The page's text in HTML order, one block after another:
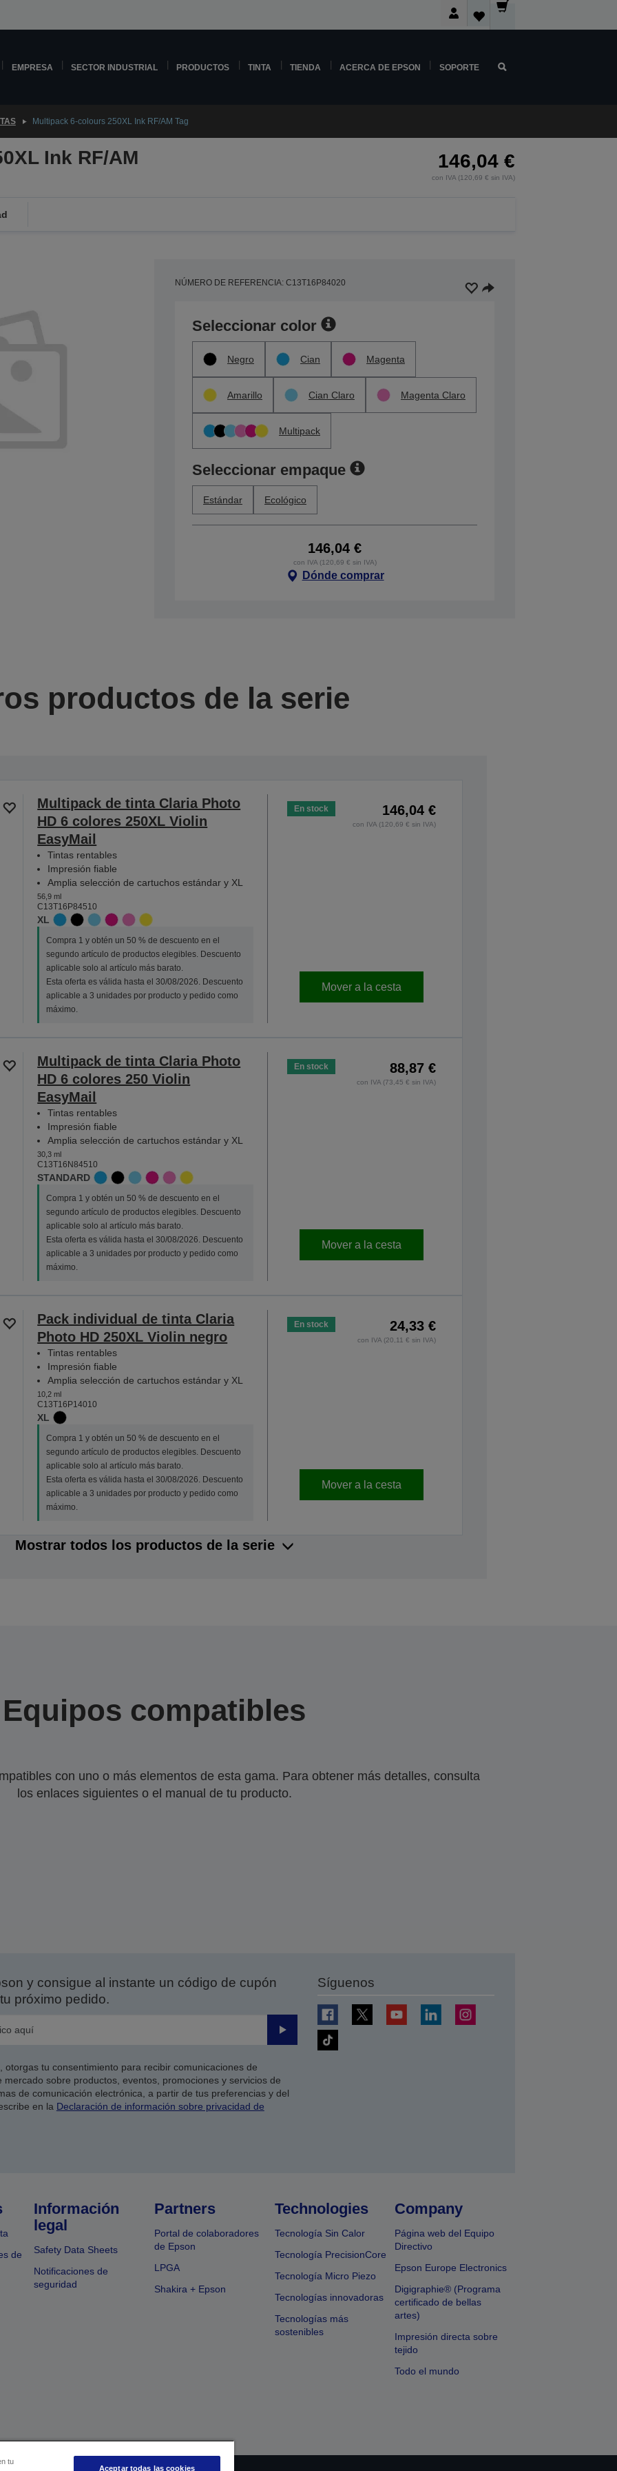
EMPRESA SECTOR INDUSTRIAL PRODUCTOS TINTA TIENDA ACERCA DE EPSON SOPORTE
Multipack 6-colours 250XL Ink RF/AM Tag
Ink RF/AM 146,04 €
con IVA (120,69 € sin IVA)
NÚMERO DE REFERENCIA: C13T16P84020
Seleccionar color
Negro Cian Magenta
Amarillo Cian Claro Magenta Claro
Multipack
Seleccionar empaque
Estándar Ecológico
146,04 €
con IVA (120,69 € sin IVA)
Dónde comprar
productos de la serie
Multipack de tinta Claria Photo
HD 6 colores 250XL Violin
EasyMail
Tintas rentables
Impresión fiable
Amplia selección de cartuchos estándar y XL
56,9 ml
C13T16P84510
XL
Compra 1 y obtén un 50 % de descuento en el
segundo artículo de productos elegibles. Descuento
aplicable solo al artículo más barato.
Esta oferta es válida hasta el 30/08/2026. Descuento
aplicable a 3 unidades por producto y pedido como
máximo.
En stock 146,04 €
con IVA (120,69 € sin IVA)
Mover a la cesta
Multipack de tinta Claria Photo
HD 6 colores 250 Violin
EasyMail
Tintas rentables
Impresión fiable
Amplia selección de cartuchos estándar y XL
30,3 ml
C13T16N84510
STANDARD
Compra 1 y obtén un 50 % de descuento en el
segundo artículo de productos elegibles. Descuento
aplicable solo al artículo más barato.
Esta oferta es válida hasta el 30/08/2026. Descuento
aplicable a 3 unidades por producto y pedido como
máximo.
En stock 88,87 €
con IVA (73,45 € sin IVA)
Mover a la cesta
Pack individual de tinta Claria
Photo HD 250XL Violin negro
Tintas rentables
Impresión fiable
Amplia selección de cartuchos estándar y XL
10,2 ml
C13T16P14010
XL
Compra 1 y obtén un 50 % de descuento en el
segundo artículo de productos elegibles. Descuento
aplicable solo al artículo más barato.
Esta oferta es válida hasta el 30/08/2026. Descuento
aplicable a 3 unidades por producto y pedido como
máximo.
En stock 24,33 €
con IVA (20,11 € sin IVA)
Mover a la cesta
Mostrar todos los productos de la serie
Equipos compatibles
con uno o más elementos de esta gama. Para obtener más detalles, consulta
los enlaces siguientes o el manual de tu producto.
y consigue al instante un código de cupón
próximo pedido.
Enviar
tu consentimiento para recibir comunicaciones de
sobre productos, eventos, promociones y servicios de
de comunicación electrónica, a partir de tus preferencias y del
en la Declaración de información sobre privacidad de
Síguenos
de
Información
legal
Safety Data Sheets
Notificaciones de
seguridad
Partners
Portal de colaboradores
de Epson
LPGA
Shakira + Epson
Technologies
Tecnología Sin Calor
Tecnología PrecisionCore
Tecnología Micro Piezo
Tecnologías innovadoras
Tecnologías más
sostenibles
Company
Página web del Equipo
Directivo
Epson Europe Electronics
Digigraphie® (Programa
certificado de bellas
artes)
Impresión directa sobre
tejido
Todo el mundo
tu
Aceptar todas las cookies